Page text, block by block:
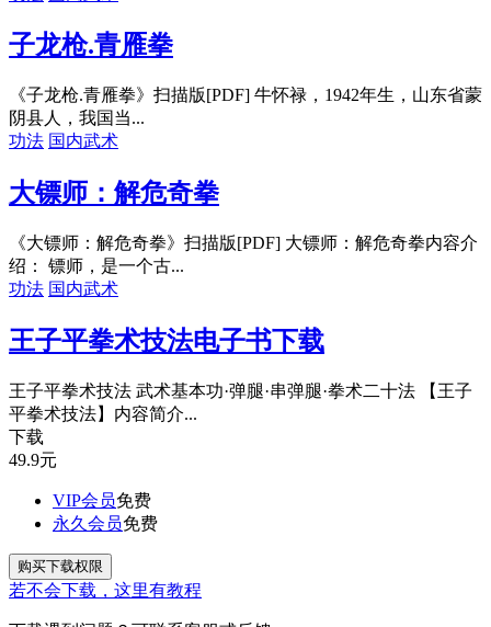
子龙枪.青雁拳
《子龙枪.青雁拳》扫描版[PDF] 牛怀禄，1942年生，山东省蒙
阴县人，我国当...
功法 国内武术
大镖师：解危奇拳
《大镖师：解危奇拳》扫描版[PDF] 大镖师：解危奇拳内容介
绍： 镖师，是一个古...
功法 国内武术
王子平拳术技法电子书下载
王子平拳术技法 武术基本功·弹腿·串弹腿·拳术二十法 【王子
平拳术技法】内容简介...
下载
49.9元
VIP会员免费
永久会员免费
购买下载权限
若不会下载，这里有教程